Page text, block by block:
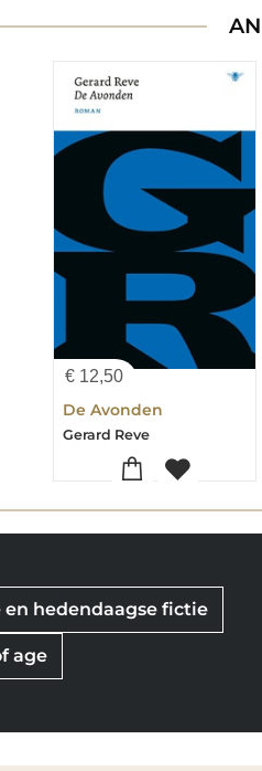
€ 12,50
De Avonden
Gerard Reve
en hedendaagse fictie
age